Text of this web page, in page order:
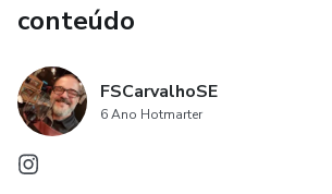
comunidades que dedicam suas vidas a
Ao longo deste ebook, exploraremos
fascinante dos vinhos até os métodos
produção, culminando em dicas práticas
escolher, degustar e até mesmo
favoritos com confiança.
conteúdo
FSCarvalhoSE
6 Ano Hotmarter